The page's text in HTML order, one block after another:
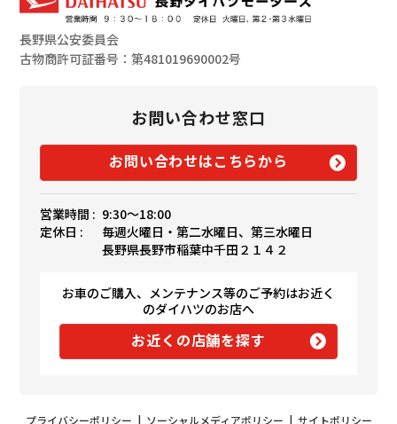
長野県公安委員会
古物商許可証番号：第481019690002号
お問い合わせ窓口
お問い合わせはこちらから
営業時間 : 9:30〜18:00
定休日 :
毎週火曜日・第二水曜日、第三水曜日
長野県長野市稲葉中千田２１４２
お車のご購入、メンテナンス等のご予約はお近く
のダイハツのお店へ
お近くの店舗を探す
プライバシーポリシー | ソーシャルメディアポリシー | サイトポリシー